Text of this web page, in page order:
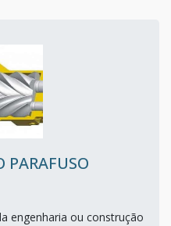
PARAFUSO
engenharia ou construção